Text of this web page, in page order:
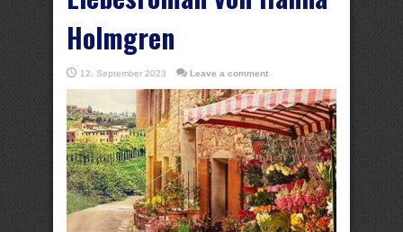
Holmgren
12. September 2023 Leave a comment